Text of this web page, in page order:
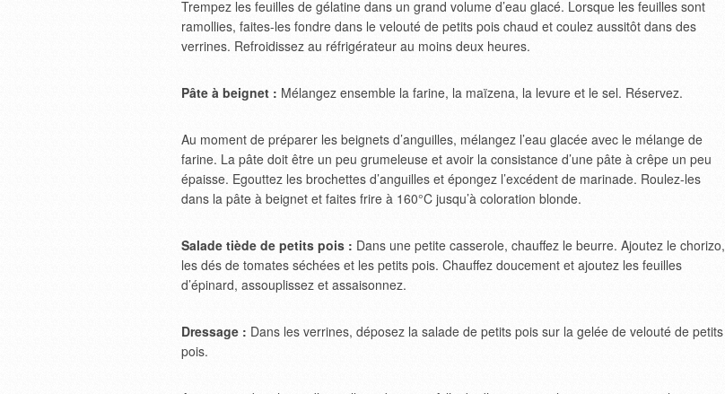
Trempez les feuilles de gélatine dans un grand volume d’eau glacé. Lorsque les feuilles sont
ramollies, faites-les fondre dans le velouté de petits pois chaud et coulez aussitôt dans des
verrines. Refroidissez au réfrigérateur au moins deux heures.
Pâte à beignet : Mélangez ensemble la farine, la maïzena, la levure et le sel. Réservez.
Au moment de préparer les beignets d’anguilles, mélangez l’eau glacée avec le mélange de
farine. La pâte doit être un peu grumeleuse et avoir la consistance d’une pâte à crêpe un peu
épaisse. Egouttez les brochettes d’anguilles et épongez l’excédent de marinade. Roulez-les
dans la pâte à beignet et faites frire à 160°C jusqu’à coloration blonde.
Salade tiède de petits pois : Dans une petite casserole, chauffez le beurre. Ajoutez le chorizo,
les dés de tomates séchées et les petits pois. Chauffez doucement et ajoutez les feuilles
d’épinard, assouplissez et assaisonnez.
Dressage : Dans les verrines, déposez la salade de petits pois sur la gelée de velouté de petits
pois.